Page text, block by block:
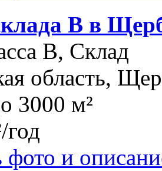
В в
B, Склад
область,
3000 м²
год
фото и